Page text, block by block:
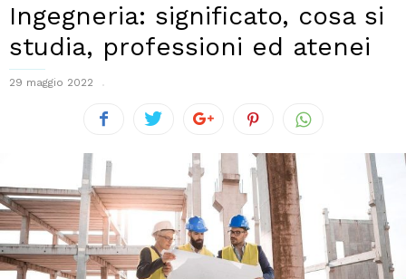
Ingegneria: significato, cosa si
studia, professioni ed atenei
29 maggio 2022